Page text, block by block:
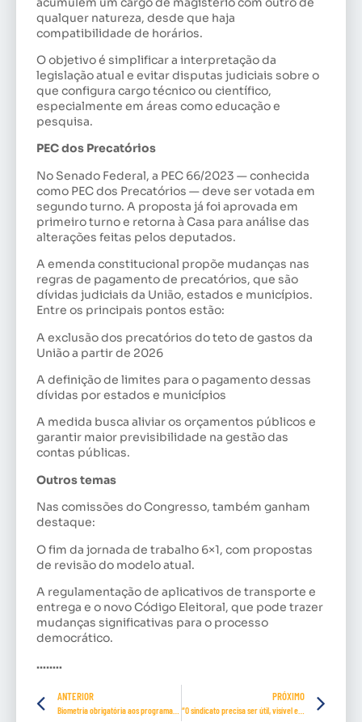
qualquer natureza, desde que haja
compatibilidade de horários.
O objetivo é simplificar a interpretação da
legislação atual e evitar disputas judiciais sobre o
que configura cargo técnico ou científico,
especialmente em áreas como educação e
pesquisa.
PEC dos Precatórios
No Senado Federal, a PEC 66/2023 — conhecida
como PEC dos Precatórios — deve ser votada em
segundo turno. A proposta já foi aprovada em
primeiro turno e retorna à Casa para análise das
alterações feitas pelos deputados.
A emenda constitucional propõe mudanças nas
regras de pagamento de precatórios, que são
dívidas judiciais da União, estados e municípios.
Entre os principais pontos estão:
A exclusão dos precatórios do teto de gastos da
União a partir de 2026
A definição de limites para o pagamento dessas
dívidas por estados e municípios
A medida busca aliviar os orçamentos públicos e
garantir maior previsibilidade na gestão das
contas públicas.
Outros temas
Nas comissões do Congresso, também ganham
destaque:
O fim da jornada de trabalho 6×1, com propostas
de revisão do modelo atual.
A regulamentação de aplicativos de transporte e
entrega e o novo Código Eleitoral, que pode trazer
mudanças significativas para o processo
democrático.
……..
ANTERIOR PRÓXIMO
“O sindicato precisa ser útil, visível e presente”, destaca Odeildo